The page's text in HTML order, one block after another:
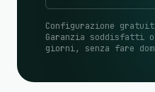
Configurazione
Garanzia soddisfatti
giorni, senza fare